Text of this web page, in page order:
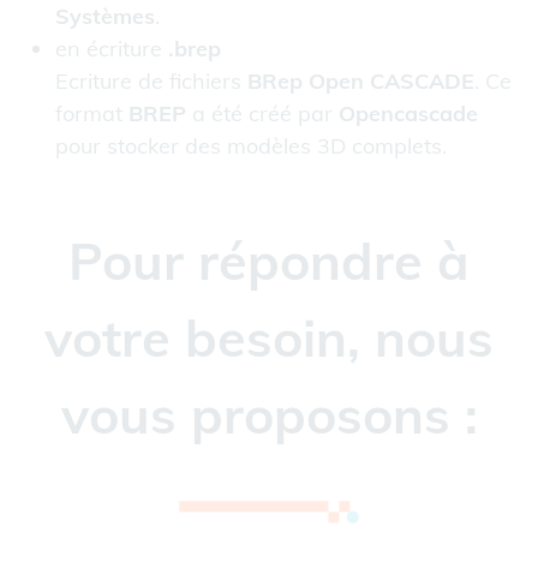
Systèmes.
en écriture .brep
Ecriture de fichiers BRep Open CASCADE. Ce
format BREP a été créé par Opencascade
pour stocker des modèles 3D complets.
Pour répondre à
votre besoin, nous
vous proposons :